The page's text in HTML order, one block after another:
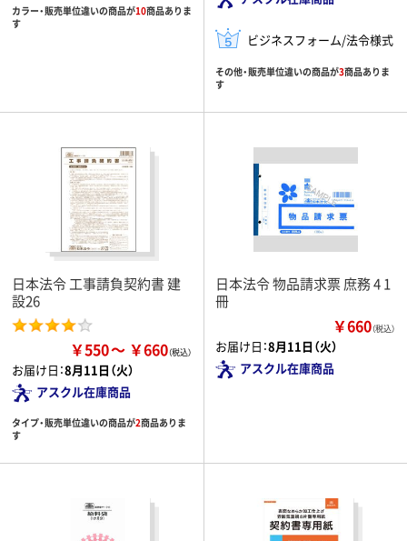
カラー・販売単位違いの商品が10商品ありま
す
ビジネスフォーム/法令様式
その他・販売単位違いの商品が3商品ありま
す
日本法令 工事請負契約書 建
設26
￥550 ￥660
お届け日：8月11日（火）
アスクル在庫商品
タイプ・販売単位違いの商品が2商品ありま
す
日本法令 物品請求票 庶務 4 1
冊
￥660（税込）
お届け日：8月11日（火）
アスクル在庫商品